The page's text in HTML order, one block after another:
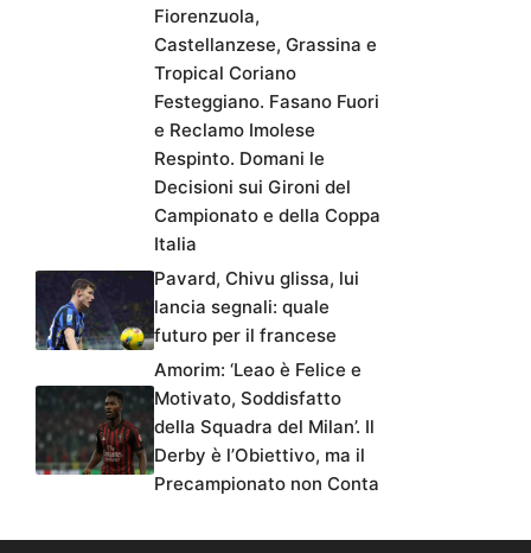
Fiorenzuola,
Castellanzese, Grassina e
Tropical Coriano
Festeggiano. Fasano Fuori
e Reclamo Imolese
Respinto. Domani le
Decisioni sui Gironi del
Campionato e della Coppa
Italia
Pavard, Chivu glissa, lui
lancia segnali: quale
futuro per il francese
Amorim: ‘Leao è Felice e
Motivato, Soddisfatto
della Squadra del Milan’. Il
Derby è l’Obiettivo, ma il
Precampionato non Conta